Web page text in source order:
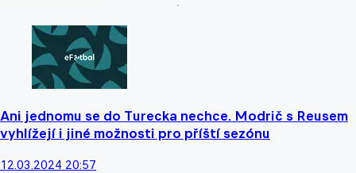
Ani jednomu se do Turecka nechce. Modrič s Reusem
vyhlížejí i jiné možnosti pro příští sezónu
12.03.2024 20:57